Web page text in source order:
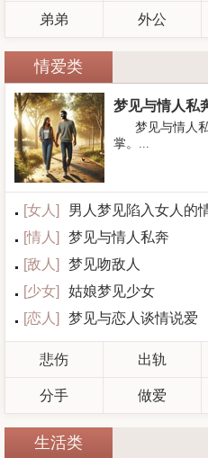
弟弟 外公
情爱类
梦见与情人私
梦见与情人
掌。...
[女人 ]
男人梦见陷入女人的
[情人 ]
梦见与情人私奔
[敌人 ]
梦见吻敌人
[少女]
姑娘梦见少女
[恋人 ] 梦见与恋人谈情说爱
悲伤 出轨
分手 做爱
生活类